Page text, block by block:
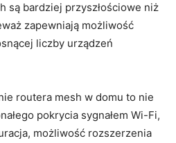
są bardziej przyszłościowe niż
zapewniają możliwość
liczby urządzeń
routera mesh w domu to nie
pokrycia sygnałem Wi-Fi,
możliwość rozszerzenia